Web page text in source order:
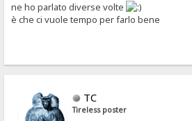
ne ho parlato diverse volte
è che ci vuole tempo per farlo bene
TC
Tireless poster